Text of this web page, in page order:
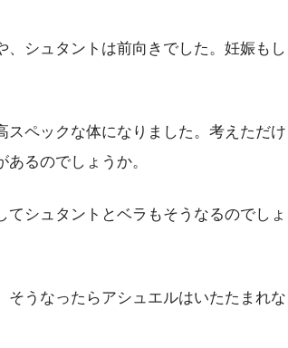
シュタントは前向きでした。妊娠もし
ペックな体になりました。考えただけ
るのでしょうか。
シュタントとベラもそうなるのでしょ
うなったらアシュエルはいたたまれな